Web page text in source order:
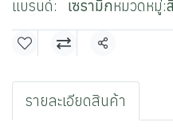
แบรนด์:
เซรามิกหมวดหมู่:
แชร์
รายละเอียดสินค้า